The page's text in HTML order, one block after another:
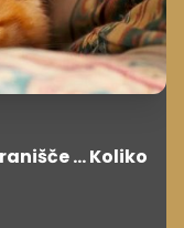
… Koliko